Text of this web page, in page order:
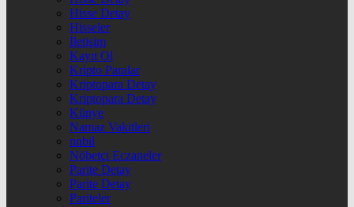
Hisse Detay
Hisseler
İletişim
Kayıt Ol
Kripto Paralar
Kriptopara Detay
Kriptopara Detay
Künye
Namaz Vakitleri
nnbil
Nöbetçi Eczaneler
Parite Detay
Parite Detay
Pariteler